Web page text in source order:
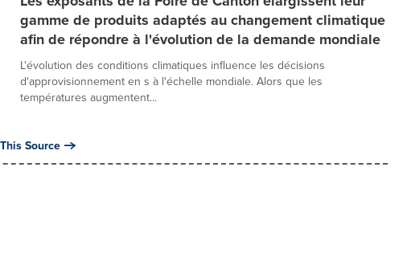
gamme de produits adaptés au changement climatique
afin de répondre à l'évolution de la demande mondiale
L'évolution des conditions climatiques influence les décisions
d'approvisionnement en s à l'échelle mondiale. Alors que les
températures augmentent...
Source